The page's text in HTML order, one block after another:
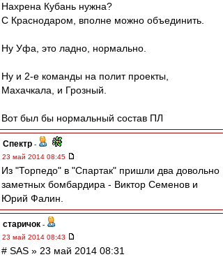
Нахрена Кубань нужна?
С Краснодаром, вполне можно объединить.
Ну Уфа, это ладно, нормально.
Ну и 2-е команды на полит проекты,
Махачкала, и Грозный.
Вот был бы нормальный состав ПЛ
Спектр -
23 май 2014 08:45
Из "Торпедо" в "Спартак" пришли два довольно
заметных бомбардира - Виктор Семенов и
Юрий Фалин.
старичок -
23 май 2014 08:43
# SAS » 23 май 2014 08:31